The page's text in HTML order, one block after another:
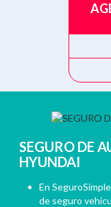
SEGURO DE
HYUNDAI
En
de seguro